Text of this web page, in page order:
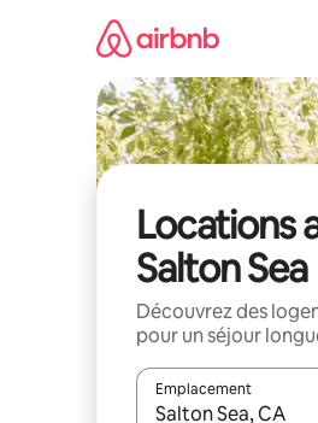
Locations
Salton Sea
Découvrez des
pour un séjour
Emplacement
Quand les résultats